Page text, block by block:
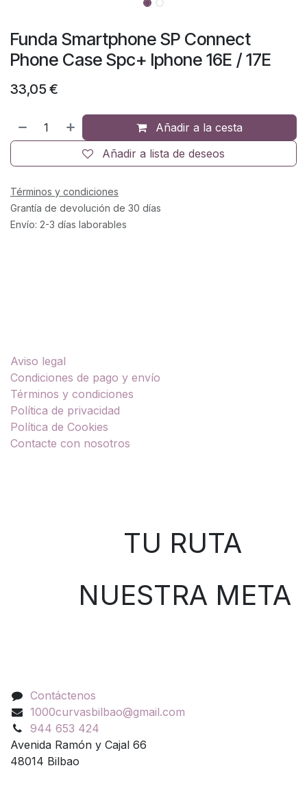
Funda Smartphone SP Connect
Phone Case Spc+ Iphone 16E / 17E
33,05 €
Añadir a la cesta
Añadir a lista de deseos
Términos y condiciones
Grantía de devolución de 30 días
Envío: 2-3 días laborables
Aviso legal
Condiciones de pago y envío
Términos y condiciones
Política de privacidad
Política de Cookies
Contacte con nosotros
TU RUTA
NUESTRA META
Contáctenos
1000curvasbilbao@gmail.com
944 653 424
Avenida Ramón y Cajal 66
48014 Bilbao